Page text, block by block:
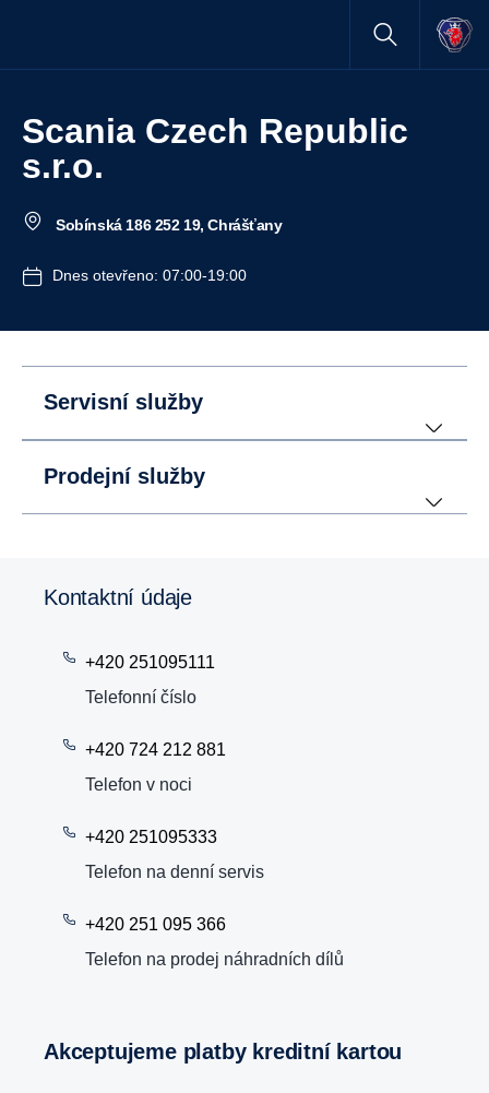
Scania Czech Republic
s.r.o.
Sobínská 186 252 19, Chrášťany
Dnes otevřeno: 07:00-19:00
Servisní služby
Prodejní služby
Kontaktní údaje
+420 251095111
Telefonní číslo
+420 724 212 881
Telefon v noci
+420 251095333
Telefon na denní servis
+420 251 095 366
Telefon na prodej náhradních dílů
Akceptujeme platby kreditní kartou